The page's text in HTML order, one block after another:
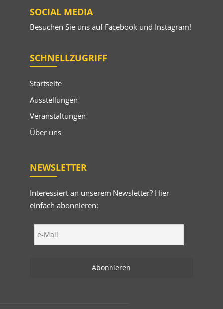
SOCIAL MEDIA
Besuchen Sie uns auf Facebookund Instagram!
SCHNELLZUGRIFF
Startseite
Ausstellungen
Veranstaltungen
Über uns
NEWSLETTER
Interessiert an unserem Newsletter? Hier
einfach abonnieren: